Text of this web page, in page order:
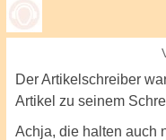
Der Artikelschreiber
Artikel zu seinem
Achja, die halten auch